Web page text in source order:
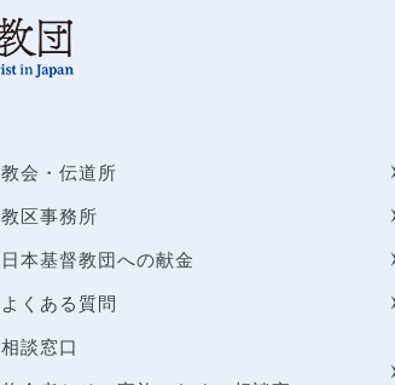
教会・伝道所
教区事務所
日本基督教団への献金
よくある質問
相談窓口